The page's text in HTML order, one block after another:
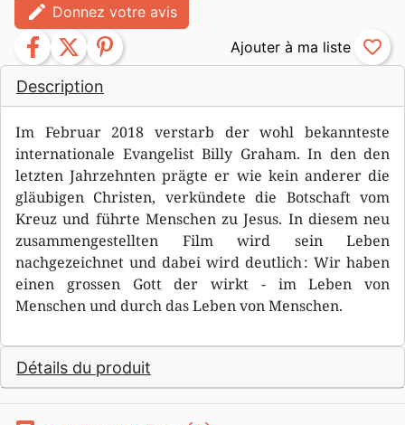
Description
Im Februar 2018 verstarb der wohl bekannteste
internationale Evangelist Billy Graham. In den den
letzten Jahrzehnten prägte er wie kein anderer die
gläubigen Christen, verkündete die Botschaft vom
Kreuz und führte Menschen zu Jesus. In diesem neu
zusammengestellten Film wird sein Leben
nachgezeichnet und dabei wird deutlich : Wir haben
einen grossen Gott der wirkt - im Leben von
Menschen und durch das Leben von Menschen.
Détails du produit
edit Donnez votre avis
facebook twitter pinterest favorite_border